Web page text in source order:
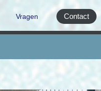
Vragen Contact